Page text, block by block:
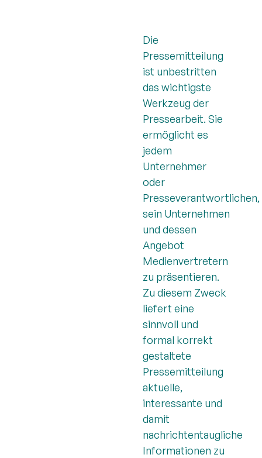
Die
Pressemitteilung
ist unbestritten
das wichtigste
Werkzeug der
Pressearbeit. Sie
ermöglicht es
jedem
Unternehmer
oder
Presseverantwortlichen,
sein Unternehmen
und dessen
Angebot
Medienvertretern
zu präsentieren.
Zu diesem Zweck
liefert eine
sinnvoll und
formal korrekt
gestaltete
Pressemitteilung
aktuelle,
interessante und
damit
nachrichtentaugliche
Informationen zu